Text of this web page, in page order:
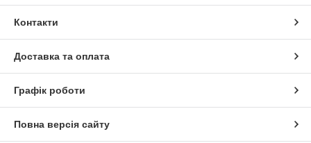
Контакти
Доставка та оплата
Графік роботи
Повна версія сайту